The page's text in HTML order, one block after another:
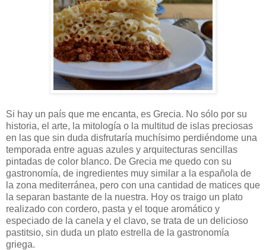
Si hay un país que me encanta, es Grecia. No sólo por su
historia, el arte, la mitología o la multitud de islas preciosas
en las que sin duda disfrutaría muchísimo perdiéndome una
temporada entre aguas azules y arquitecturas sencillas
pintadas de color blanco. De Grecia me quedo con su
gastronomía, de ingredientes muy similar a la española de
la zona mediterránea, pero con una cantidad de matices que
la separan bastante de la nuestra. Hoy os traigo un plato
realizado con cordero, pasta y el toque aromático y
especiado de la canela y el clavo, se trata de un delicioso
pastitsio, sin duda un plato estrella de la gastronomía
griega.